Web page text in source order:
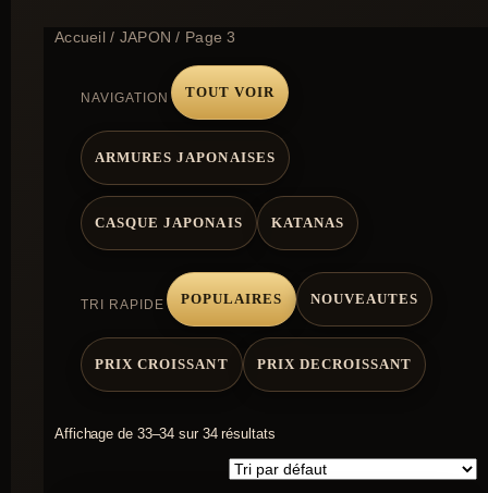
Accueil/ JAPON / Page 3
NAVIGATION TOUT VOIR
ARMURES JAPONAISES
CASQUE JAPONAIS KATANAS
TRI RAPIDE POPULAIRES NOUVEAUTES
PRIX CROISSANT PRIX DECROISSANT
Affichage de 33–34 sur 34 résultats